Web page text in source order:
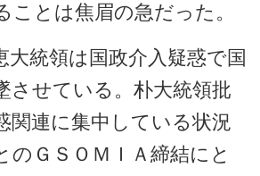
ことは焦眉の急だった。
統領は国政介入疑惑で国
させている。朴大統領批
関連に集中している状況
のＧＳＯＭＩＡ締結にと